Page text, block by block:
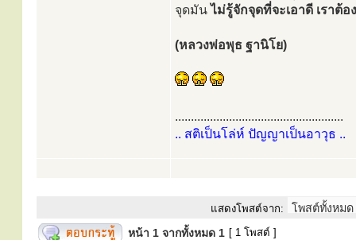
จุดมันไม่รู้จักจุดที่จะเอาดี เราต้
(หลวงพ่อพุธ ฐานิโย)
.....................................................
.. สติเป็นโล่ห์ ปัญญาเป็นอาวุธ ..
แสดงโพสต์จาก:
หน้า 1 จากทั้งหมด 1 [ 1 โพสต์ ]